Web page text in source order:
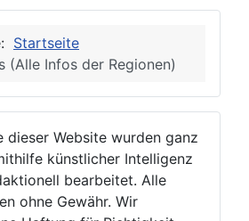
Startseite
(Alle Infos der Regionen)
dieser Website wurden ganz
künstlicher Intelligenz
bearbeitet. Alle
ohne Gewähr. Wir